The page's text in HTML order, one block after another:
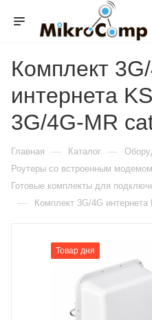
Комплект
интернета
3G/4G-MR
Главная — Каталог —
Роутеры со встроенным
Готовые комплекты для
— Комплект 3G/4G
Товар дня